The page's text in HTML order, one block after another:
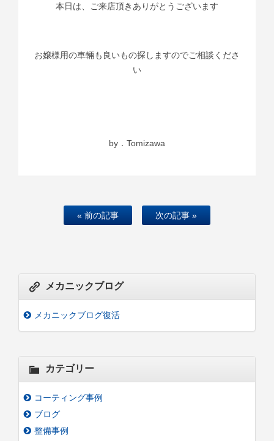
本日は、ご来店頂きありがとうございます
お嬢様用の車輛も良いもの探しますのでご相談くださ
い
by．Tomizawa
« 前の記事 次の記事 »
メカニックブログ
メカニックブログ復活
カテゴリー
コーティング事例
ブログ
整備事例